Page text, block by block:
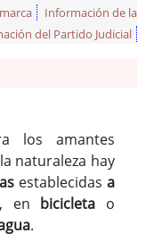
Información de la
del Partido Judicial
los amantes
naturaleza hay
establecidas a
, en bicicleta o
.